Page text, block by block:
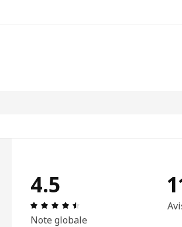
4.5
Avis: 4.5 sur 5 étoiles
Note globale